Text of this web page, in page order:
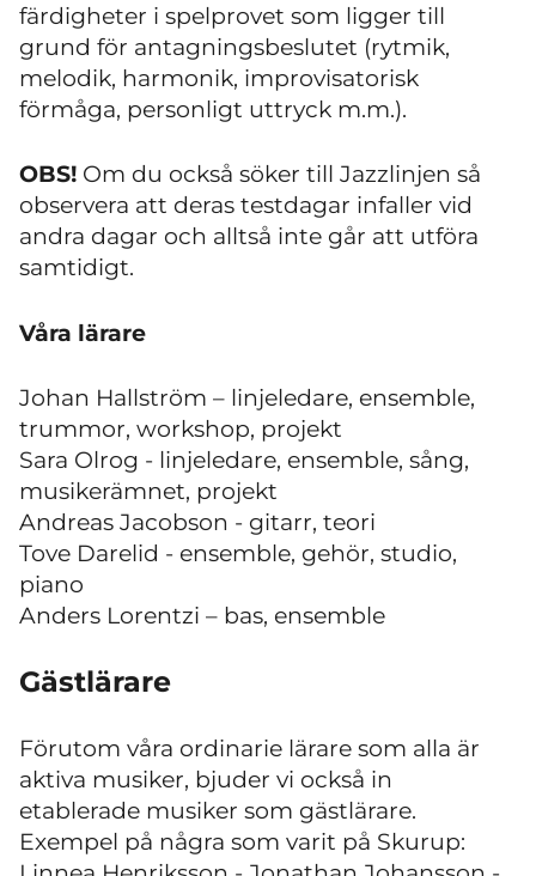
färdigheter i spelprovet som ligger till
grund för antagningsbeslutet (rytmik,
melodik, harmonik, improvisatorisk
förmåga, personligt uttryck m.m.).
OBS! Om du också söker till Jazzlinjen så
observera att deras testdagar infaller vid
andra dagar och alltså inte går att utföra
samtidigt.
Våra lärare
Johan Hallström – linjeledare, ensemble,
trummor, workshop, projekt
Sara Olrog - linjeledare, ensemble, sång,
musikerämnet, projekt
Andreas Jacobson - gitarr, teori
Tove Darelid - ensemble, gehör, studio,
piano
Anders Lorentzi – bas, ensemble
Gästlärare
Förutom våra ordinarie lärare som alla är
aktiva musiker, bjuder vi också in
etablerade musiker som gästlärare.
Exempel på några som varit på Skurup: